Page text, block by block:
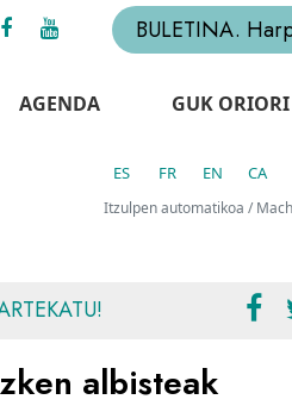
BULETINA.
AGENDA GUK ORIORI
ES FR EN CA
Itzulpen automatikoa /
albisteak